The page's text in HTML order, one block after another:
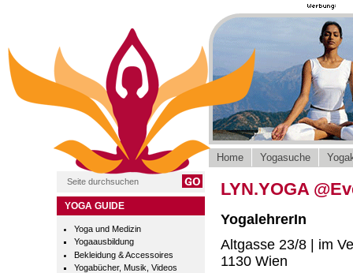
YOGA GUIDE
Yoga und Medizin
Yogaausbildung
Bekleidung & Accessoires
Yogabücher, Musik, Videos
Home Yogasuche
LYN.YOGA
YogalehrerIn
Altgasse 23/8 | im
1130 Wien